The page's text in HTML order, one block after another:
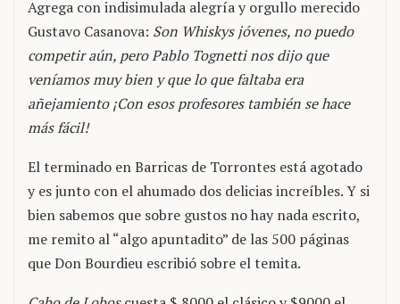
Agrega con indisimulada alegría y orgullo merecido
Gustavo Casanova: Son Whiskys jóvenes, no puedo
competir aún, pero Pablo Tognetti nos dijo que
veníamos muy bien y que lo que faltaba era
añejamiento ¡Con esos profesores también se hace
más fácil!
El terminado en Barricas de Torrontes está agotado
y es junto con el ahumado dos delicias increíbles. Y si
bien sabemos que sobre gustos no hay nada escrito,
me remito al “algo apuntadito” de las 500 páginas
que Don Bourdieu escribió sobre el temita.